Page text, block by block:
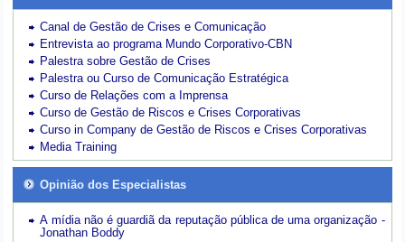
Canal de Gestão de Crises e Comunicação
Entrevista ao programa Mundo Corporativo-CBN
Palestra sobre Gestão de Crises
Palestra ou Curso de Comunicação Estratégica
Curso de Relações com a Imprensa
Curso de Gestão de Riscos e Crises Corporativas
Curso in Company de Gestão de Riscos e Crises Corporativas
Media Training
Opinião dos Especialistas
A mídia não é guardiã da reputação pública de uma organização -
Jonathan Boddy